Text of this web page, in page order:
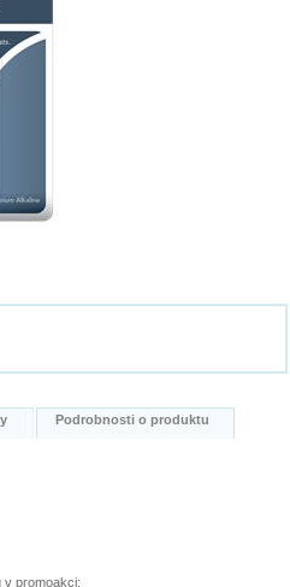
Podrobnosti o produktu
v promoakci;